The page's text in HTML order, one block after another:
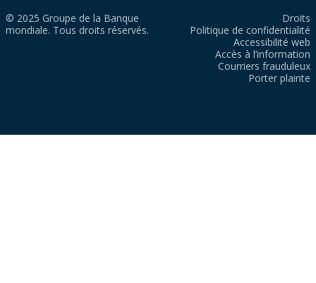
© 2025 Groupe de la Banque
mondiale. Tous droits réservés.
Droits
Politique de confidentialité
Accessibilité web
Accès à l’information
Courriers frauduleux
Porter plainte